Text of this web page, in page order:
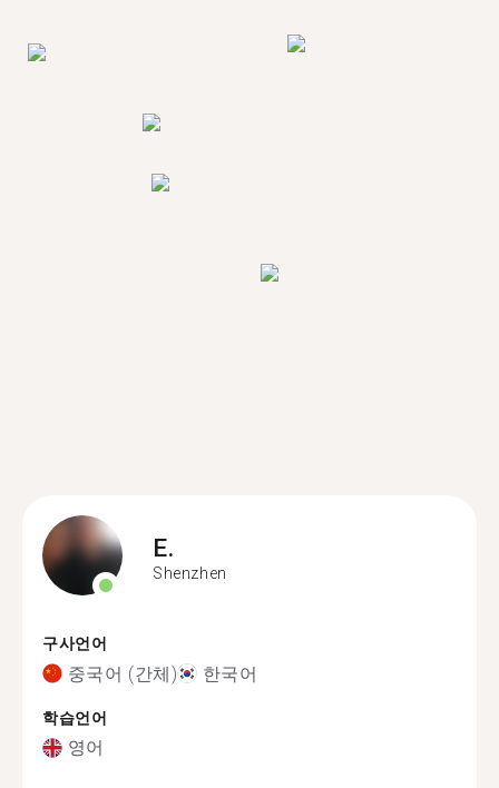
E.
Shenzhen
구사언어
중국어 (간체) 한국어
학습언어
영어